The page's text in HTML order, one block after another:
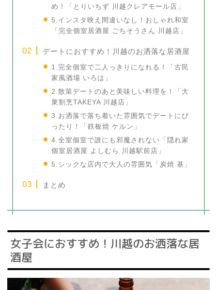
め！「とりいちず 川越クレアモール店」
5.インスタ映え間違いなし！おしゃれ和室
「完全個室居酒屋 ごちそうさん 川越店」
デートにおすすめ！川越のお洒落な居酒屋
1.完全個室で二人っきりになれる！「古民
家風酒場 いろは」
2.散策デートのあと美味しい料理を！「大
衆割烹TAKEYA 川越店」
3.お洒落で落ち着いた雰囲気でデートにぴ
ったり！「鉄板焼 ケルン」
4.全室個室で誰にも邪魔されない「隠れ家
個室居酒屋 よしむら 川越駅前店」
5.シックな店内で大人の雰囲気「炭焼 基」
まとめ
女子会におすすめ！川越のお洒落な居
酒屋